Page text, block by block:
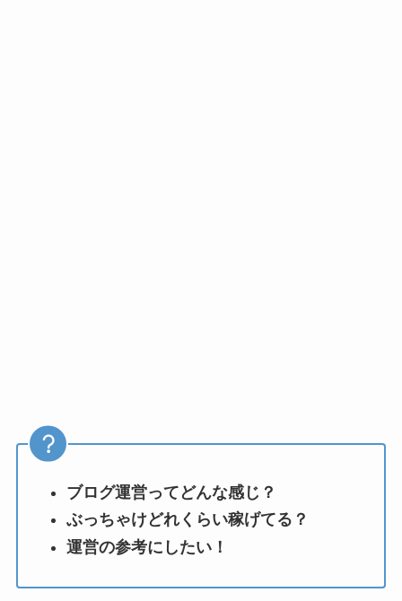
ブログ運営ってどんな感じ？
ぶっちゃけどれくらい稼げてる？
運営の参考にしたい！